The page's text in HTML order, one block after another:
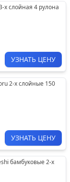
х слойная 4 рулона
УЗНАТЬ ЦЕНУ
2-х слойные 150
УЗНАТЬ ЦЕНУ
бамбуковые 2-х